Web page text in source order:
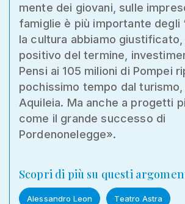
mente dei giovani, sulle
famiglie è più importante degli
la cultura abbiamo giustificato,
positivo del termine,
Pensi ai 105 milioni di Pompei
pochissimo tempo dal
Aquileia. Ma anche a progetti
come il grande successo di
Pordenonelegge».
Scopri di più su questi
Alessandro Leon Teatro Astra